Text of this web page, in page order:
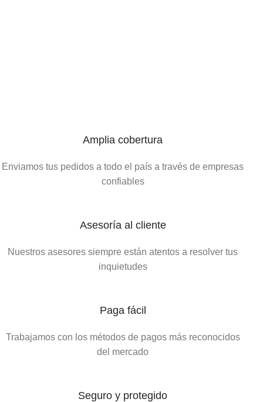
Amplia cobertura
Enviamos tus pedidos a todo el país a través de empresas
confiables
Asesoría al cliente
Nuestros asesores siempre están atentos a resolver tus
inquietudes
Paga fácil
Trabajamos con los métodos de pagos más reconocidos
del mercado
Seguro y protegido